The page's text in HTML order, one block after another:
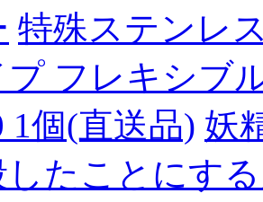
特殊ステンレ
フレキシブ
1個(直送品) 妖
たことにす